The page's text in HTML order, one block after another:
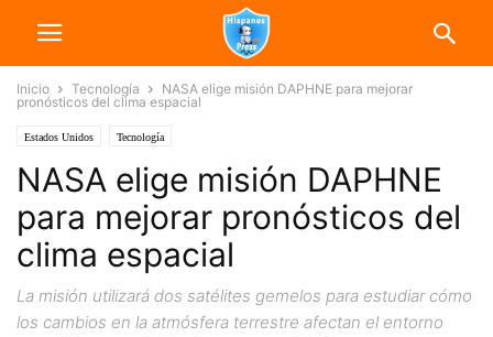
Inicio Tecnología
NASA elige misión DAPHNE para mejorar
pronósticos del clima espacial
Estados Unidos Tecnología
NASA elige misión DAPHNE
para mejorar pronósticos del
clima espacial
La misión utilizará dos satélites gemelos para estudiar cómo
los cambios en la atmósfera terrestre afectan el entorno